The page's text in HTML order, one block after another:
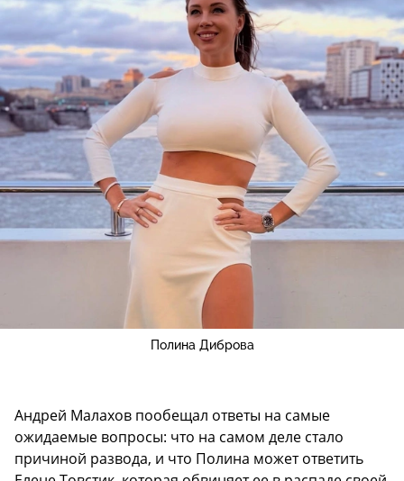
Полина Диброва
Андрей Малахов пообещал ответы на самые
ожидаемые вопросы: что на самом деле стало
причиной развода, и что Полина может ответить